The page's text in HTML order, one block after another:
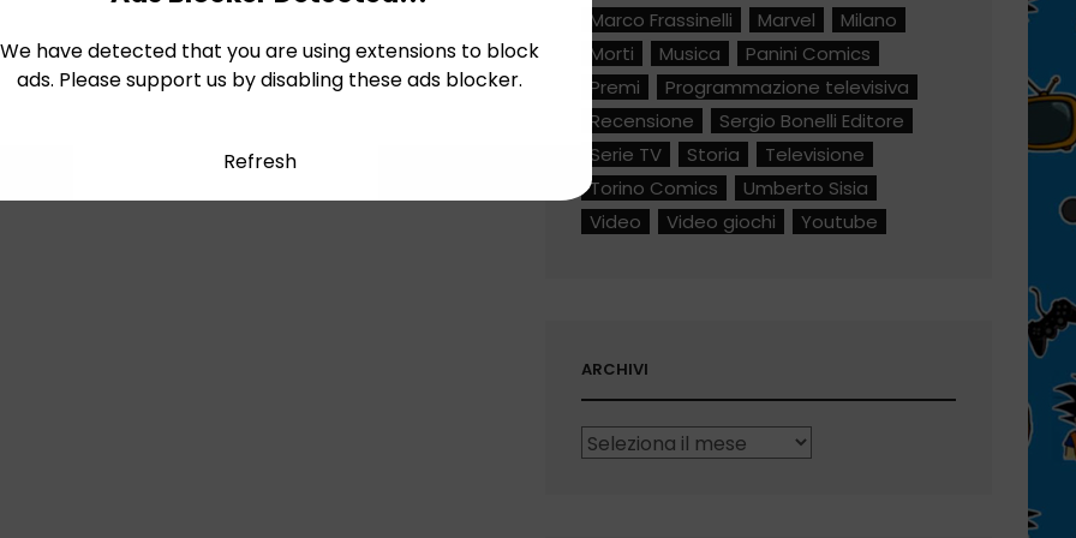
Marco Frassinelli
Marvel
Milano
Morti
Musica
Panini Comics
Premi
Programmazione televisiva
Recensione
Sergio Bonelli Editore
Serie TV
Storia
Televisione
Torino Comics
Umberto Sisia
Video
Video giochi Youtube
ARCHIVI
Archivi
We have detected that you are using extensions to block
ads. Please support us by disabling these ads blocker.
Refresh